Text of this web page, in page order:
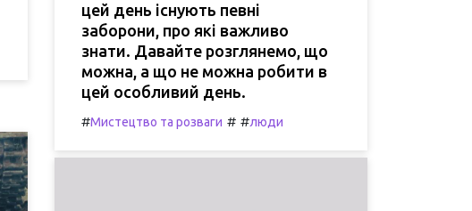
цей день існують певні
заборони, про які важливо
знати. Давайте розглянемо, що
можна, а що не можна робити в
цей особливий день.
#Мистецтво та розваги # #люди